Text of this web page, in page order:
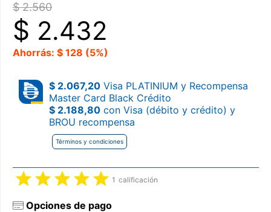
$ 2.560
$ 2.432
Ahorrás: $ 128 (5%)
$ 2.067,20 Visa PLATINIUM y Recompensa
Master Card Black Crédito
$ 2.188,80 con Visa (débito y crédito) y
BROU recompensa
Términos y condiciones
1 calificación
Opciones de pago